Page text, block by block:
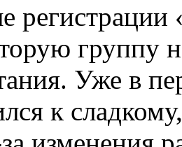
группу
Уже в
к